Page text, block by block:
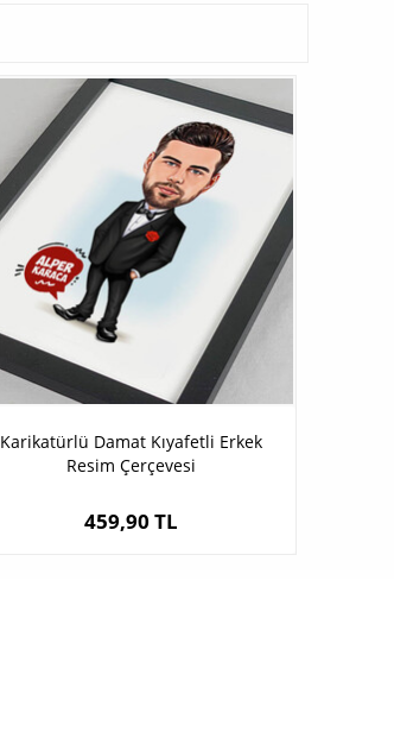
Karikatürlü Damat Kıyafetli Erkek
Resim Çerçevesi
459,90 TL